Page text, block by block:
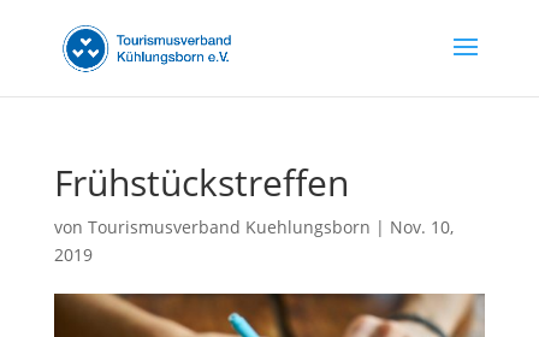
Frühstückstreffen
von Tourismusverband Kuehlungsborn | Nov. 10,
2019